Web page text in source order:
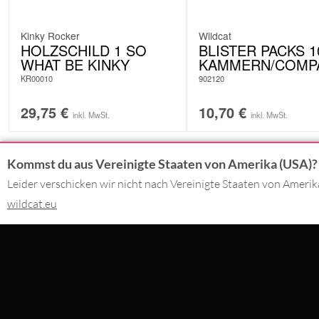
Kinky Rocker
HOLZSCHILD 1 SO
WHAT BE KINKY
KR00010
29,75 € inkl. MwSt.
Wildcat
BLISTER PACKS
KAMMERN/
902120
10,70 € inkl. MwSt.
KONTAKT DU
Kommst du aus Vereinigte Staaten von Amerika (USA)?
Leider verschicken wir nicht nach Vereinigte Staaten von
wildcat.eu